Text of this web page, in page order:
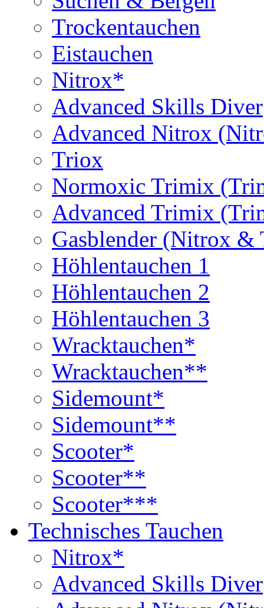
Trockentauchen
Eistauchen
Nitrox*
Advanced Skills Diver
Advanced Nitrox
Triox
Normoxic Trimix
Advanced Trimix
Gasblender (Nitrox
Höhlentauchen 1
Höhlentauchen 2
Höhlentauchen 3
Wracktauchen*
Wracktauchen**
Sidemount*
Sidemount**
Scooter*
Scooter**
Scooter***
Technisches Tauchen
Nitrox*
Advanced Skills Diver